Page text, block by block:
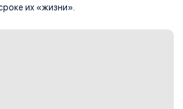
их «жизни».